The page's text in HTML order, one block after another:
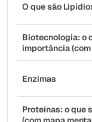
O que são
Biotecnologia: o
importância
Enzimas
Proteínas: o que